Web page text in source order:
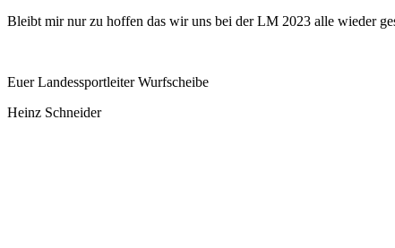
Bleibt mir nur zu hoffen das wir uns bei der LM 2023 alle wieder
Euer Landessportleiter Wurfscheibe
Heinz Schneider